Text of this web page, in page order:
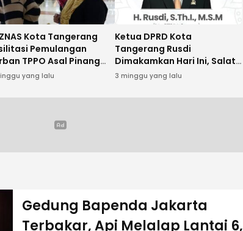
Kota Tangerang
Pemulangan
TPPO Asal Pinang
Kamboja
yang lalu
Ketua DPRD Kota
Tangerang Rusdi
Dimakamkan Hari Ini, Salat
Jenazah Digelar di Masjid
3 minggu yang lalu
Gedung Bapenda Jakarta
Terbakar, Api Melalap Lantai 6,